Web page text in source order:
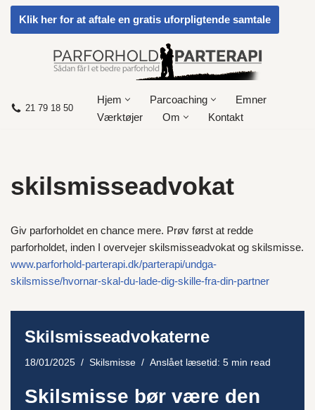
Spring
Klik her for at aftale en gratis uforpligtende samtale
21 79 18 50
Hjem Parcoaching
Emner
Værktøjer
Om Kontakt
skilsmisseadvokat
Giv parforholdet en chance mere. Prøv først at redde
parforholdet, inden I overvejer skilsmisseadvokat og skilsmisse.
www.parforhold-parterapi.dk/parterapi/undga-
skilsmisse/hvornar-skal-du-lade-dig-skille-fra-din-partner
Skilsmisseadvokaterne
18/01/2025 Skilsmisse Anslået læsetid: 5 min read
Skilsmisse bør være den